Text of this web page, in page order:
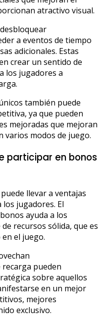
atractivo visual.
a eventos de tiempo
adicionales. Estas
crear un sentido de
los jugadores a
también puede
ya que pueden
mejoradas que mejoran
varios modos de juego.
participar en bonos
llevar a ventajas
jugadores. El
ayuda a los
recursos sólida, que es
el juego.
pueden
sobre aquellos
en un mejor
mejores
exclusivo.